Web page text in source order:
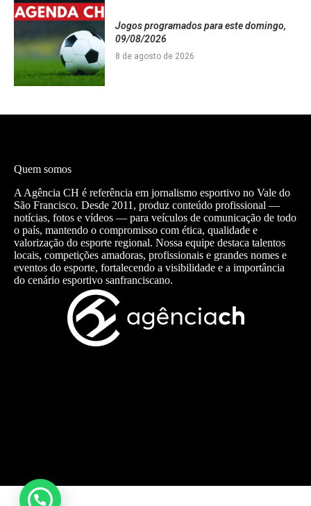
Jogos programados para este domingo,
09/08/2026
8 de agosto de 2026
Quem somos
A Agência CH é referência em jornalismo esportivo no Vale do
São Francisco. Desde 2011, produz conteúdo profissional —
notícias, fotos e vídeos — para veículos de comunicação de todo
o país, mantendo o compromisso com ética, qualidade e
valorização do esporte regional. Nossa equipe destaca talentos
locais, competições amadoras, profissionais e grandes nomes e
eventos do esporte, fortalecendo a visibilidade e a importância
do cenário esportivo sanfranciscano.